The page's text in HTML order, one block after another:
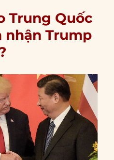
Trung Quốc
nhận Trump